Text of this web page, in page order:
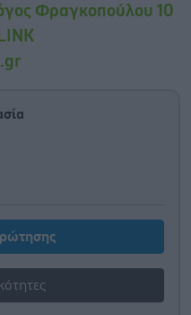
Φραγκοπούλου 10